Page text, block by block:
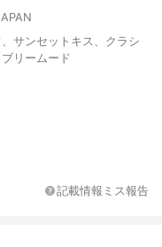
サンセットキス、クラシ
リームード
記載情報ミス報告